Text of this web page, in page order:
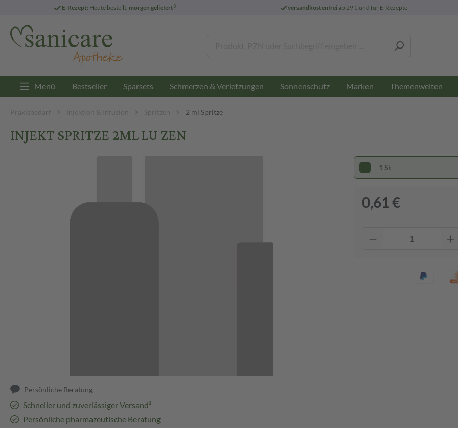
E-Rezept: Heute bestellt, morgen geliefert3 versandkostenfreiab 29 € und für E-Rezepte
Menü Bestseller Sparsets Schmerzen & Verletzungen Sonnenschutz Marken Themenwelten
Praxisbedarf Injektion & Infusion Spritzen 2 ml Spritze
INJEKT SPRITZE 2ML LU ZEN
Persönliche Beratung
Schneller und zuverlässiger Versand³
Persönliche pharmazeutische Beratung
1 St
0,61 €